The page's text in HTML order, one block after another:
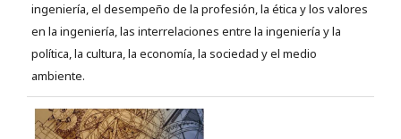
ingeniería, el desempeño de la profesión, la ética y los valores
en la ingeniería, las interrelaciones entre la ingeniería y la
política, la cultura, la economía, la sociedad y el medio
ambiente.